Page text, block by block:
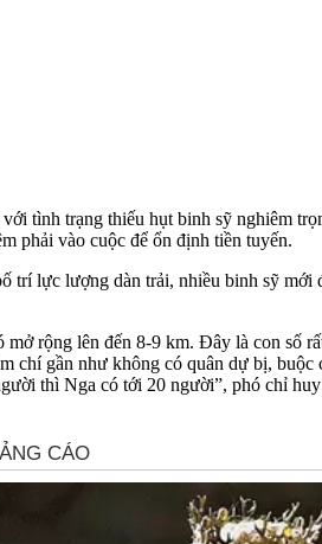
tình trạng thiếu hụt binh sỹ nghiêm
phải vào cuộc để ổn định tiền tuyến.
trí lực lượng dàn trải, nhiều binh sỹ
rộng lên đến 8-9 km. Đây là con
chí gần như không có quân dự bị,
thì Nga có tới 20 người”, phó chỉ